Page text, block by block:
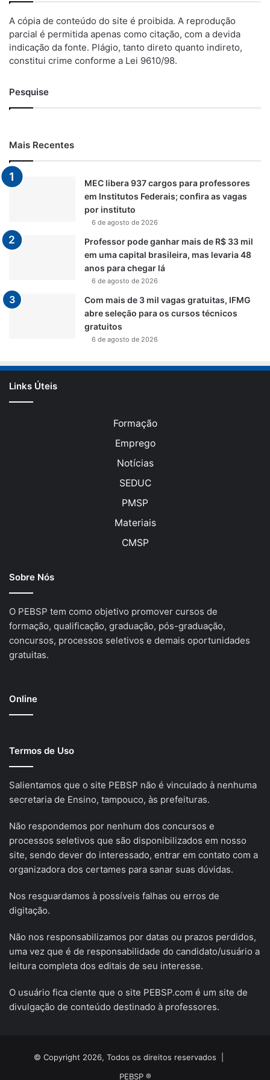
A cópia de conteúdo do site é proibida. A reprodução
parcial é permitida apenas como citação, com a devida
indicação da fonte. Plágio, tanto direto quanto indireto,
constitui crime conforme a Lei 9610/98.
Pesquise
Mais Recentes
MEC libera 937 cargos para professores
em Institutos Federais; confira as vagas
por instituto
6 de agosto de 2026
Professor pode ganhar mais de R$ 33 mil
em uma capital brasileira, mas levaria 48
anos para chegar lá
6 de agosto de 2026
Com mais de 3 mil vagas gratuitas, IFMG
abre seleção para os cursos técnicos
gratuitos
6 de agosto de 2026
Links Úteis
Formação
Emprego
Notícias
SEDUC
PMSP
Materiais
CMSP
Sobre Nós
O PEBSP tem como objetivo promover cursos de
formação, qualificação, graduação, pós-graduação,
concursos, processos seletivos e demais oportunidades
gratuitas.
Online
Termos de Uso
Salientamos que o site PEBSP não é vinculado à nenhuma
secretaria de Ensino, tampouco, às prefeituras.
Não respondemos por nenhum dos concursos e
processos seletivos que são disponibilizados em nosso
site, sendo dever do interessado, entrar em contato com a
organizadora dos certames para sanar suas dúvidas.
Nos resguardamos à possíveis falhas ou erros de
digitação.
Não nos responsabilizamos por datas ou prazos perdidos,
uma vez que é de responsabilidade do candidato/usuário a
leitura completa dos editais de seu interesse.
O usuário fica ciente que o site PEBSP.com é um site de
divulgação de conteúdo destinado à professores.
© Copyright 2026, Todos os direitos reservados |
PEBSP ®